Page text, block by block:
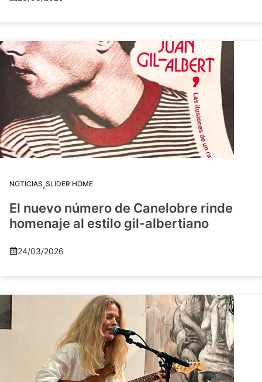
NOTICIAS,SLIDER HOME
El nuevo número de Canelobre rinde
homenaje al estilo gil-albertiano
24/03/2026